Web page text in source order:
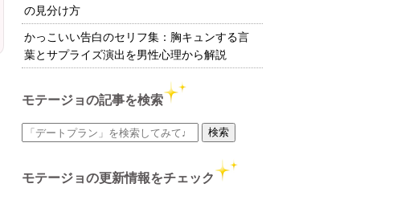
の見分け方
かっこいい告白のセリフ集：胸キュンする言
葉とサプライズ演出を男性心理から解説
モテージョの記事を検索
モテージョの更新情報をチェック